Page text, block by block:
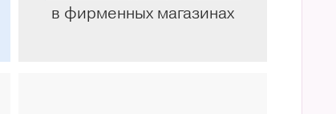
в фирменных магазинах